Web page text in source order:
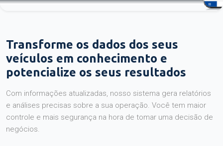
Transforme os dados dos seus
veículos em conhecimento e
potencialize os seus resultados
Com informações atualizadas, nosso sistema gera relatórios
e análises precisas sobre a sua operação. Você tem maior
controle e mais segurança na hora de tomar uma decisão de
negócios.